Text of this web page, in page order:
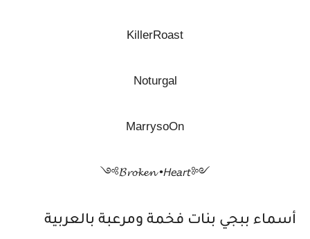
KillerRoast
Noturgal
MarrysoOn
༺𝓑𝓻𝓸𝓴𝓮𝓷 •𝘏𝘦𝘢𝘳𝘵༻
أسماء ببجي بنات فخمة ومرعبة بالعربية